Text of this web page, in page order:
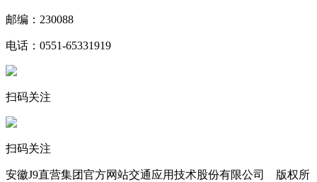
邮编：230088
电话：0551-65331919
扫码关注
扫码关注
安徽J9直营集团官方网站交通应用技术股份有限公司 版权所